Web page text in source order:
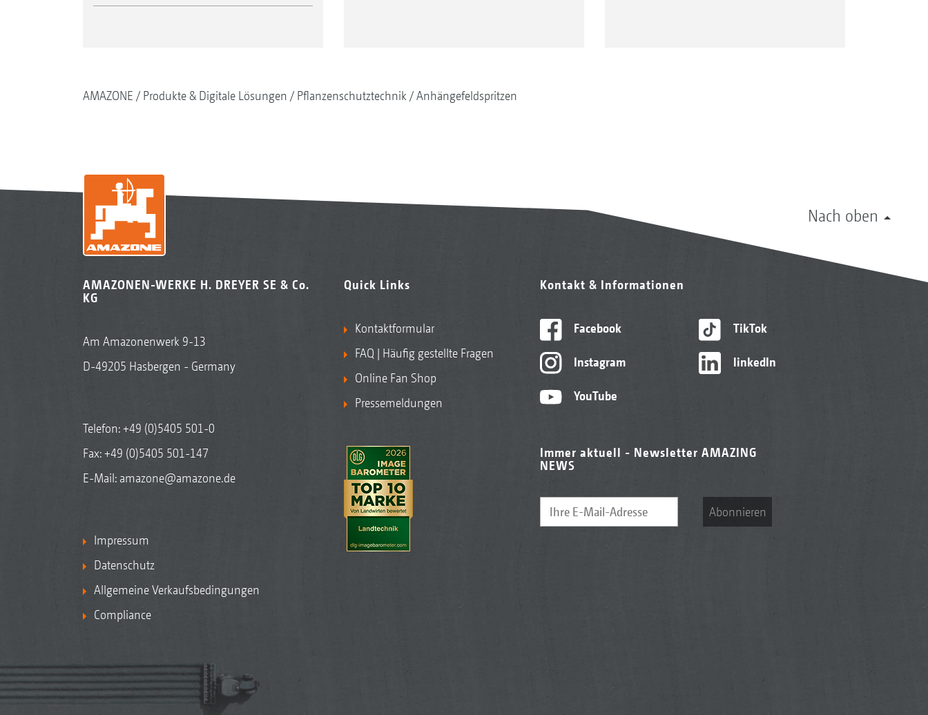
AMAZONE Produkte & Digitale Lösungen Pflanzenschutztechnik Anhängefeldspritzen
Nach oben
AMAZONEN-WERKE H. DREYER SE & Co.
KG
Am Amazonenwerk 9-13
D-49205 Hasbergen - Germany
Telefon:+49 (0)5405 501-0
Fax: +49 (0)5405 501-147
E-Mail: amazone@amazone.de
Impressum
Datenschutz
Allgemeine Verkaufsbedingungen
Compliance
Quick Links
Kontaktformular
FAQ | Häufig gestellte Fragen
Online Fan Shop
Pressemeldungen
Kontakt & Informationen
Facebook
Instagram
YouTube
TikTok
linkedIn
Immer aktuell - Newsletter AMAZING
NEWS
Abonnieren